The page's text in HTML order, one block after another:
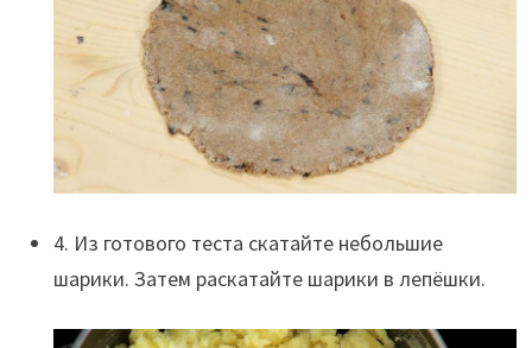
4. Из готового теста скатайте небольшие
шарики. Затем раскатайте шарики в лепёшки.